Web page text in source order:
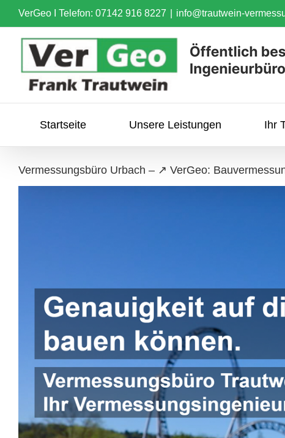
Skip
to
content
VerGeo I Telefon: 07142 916 8227 info@trautwein-
Startseite Unsere Leistungen Ihr
Vermessungsbüro Urbach – ↗️ VerGeo: